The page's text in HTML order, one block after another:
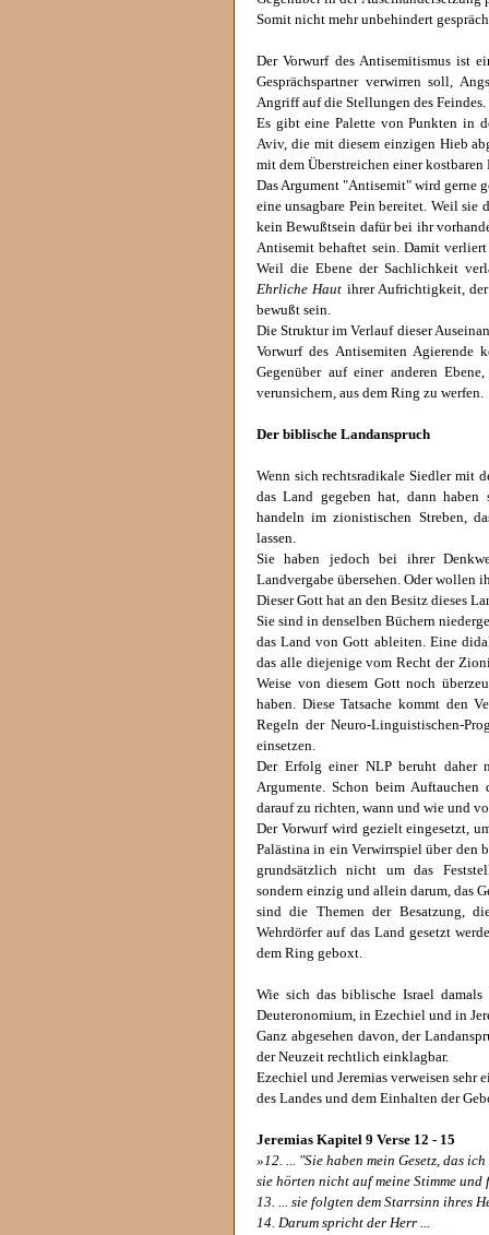
Somit nicht mehr unbehindert
Der Vorwurf des Antisemitismus ist
Gesprächspartner verwirren soll,
Angriff auf die Stellungen des Feindes.
Es gibt eine Palette von Punkten in
Aviv, die mit diesem einzigen Hieb
mit dem Überstreichen einer
Das Argument "Antisemit" wird gerne
eine unsagbare Pein bereitet. Weil
kein Bewußtsein dafür bei ihr
Antisemit behaftet sein. Damit
Weil die Ebene der Sachlichkeit
Ehrliche Haut ihrer Aufrichtigkeit,
bewußt sein.
Die Struktur im Verlauf dieser
Vorwurf des Antisemiten Agierende
Gegenüber auf einer anderen
verunsichern, aus dem Ring zu werfen.
Der biblische Landanspruch
Wenn sich rechtsradikale Siedler mit
das Land gegeben hat, dann
handeln im zionistischen Streben,
lassen.
Sie haben jedoch bei ihrer
Landvergabe übersehen. Oder wollen
Dieser Gott hat an den Besitz dieses
Sie sind in denselben Büchern
das Land von Gott ableiten. Eine
das alle diejenige vom Recht der
Weise von diesem Gott noch
haben. Diese Tatsache kommt den
Regeln der Neuro-Linguistischen-
einsetzen.
Der Erfolg einer NLP beruht daher
Argumente. Schon beim
darauf zu richten, wann und wie und
Der Vorwurf wird gezielt eingesetzt,
Palästina in ein Verwirrspiel über den
grundsätzlich nicht um das
sondern einzig und allein darum, das
sind die Themen der Besatzung,
Wehrdörfer auf das Land gesetzt
dem Ring geboxt.
Wie sich das biblische Israel
Deuteronomium, in Ezechiel und in
Ganz abgesehen davon, der
der Neuzeit rechtlich einklagbar.
Ezechiel und Jeremias verweisen sehr
des Landes und dem Einhalten der
Jeremias Kapitel 9 Verse 12 - 15
»12. ... "Sie haben mein Gesetz, das
sie hörten nicht auf meine Stimme
13. ... sie folgten dem Starrsinn ihres
14. Darum spricht der Herr ...